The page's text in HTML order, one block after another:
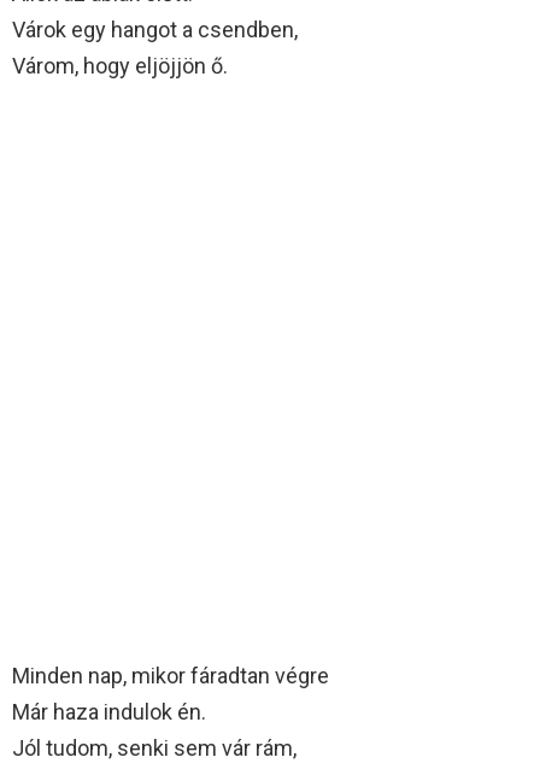
Várok egy hangot a csendben,
Várom, hogy eljöjjön ő.
Minden nap, mikor fáradtan végre
Már haza indulok én.
Jól tudom, senki sem vár rám,